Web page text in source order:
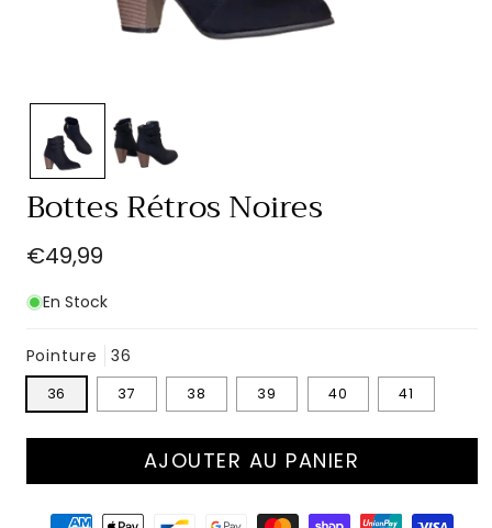
le
média
dans
une
modale
Bottes Rétros Noires
Prix
€49,99
En Stock
Pointure 36
36 37 38 39 40 41
AJOUTER AU PANIER
Moyens